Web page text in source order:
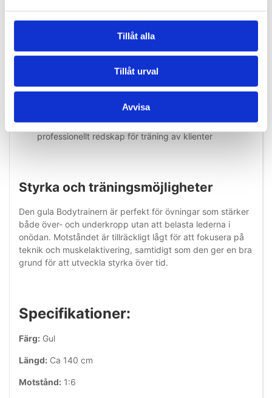
Tillåt alla
Tillåt urval
Avvisa
milt motstånd, men ändå vill ha effektiv träning. Den är
särskilt lämpad för:
Äldre som vill bibehålla styrka och rörlighet
Nybörjare som vill bygga grundstyrka på ett säkert
Hälso- och sjukvårdspersonal som vill ha ett
professionellt redskap för träning av klienter
Styrka och träningsmöjligheter
Den gula Bodytrainern är perfekt för övningar som stärker
både över- och underkropp utan att belasta lederna i
onödan. Motståndet är tillräckligt lågt för att fokusera på
teknik och muskelaktivering, samtidigt som den ger en bra
grund för att utveckla styrka över tid.
Specifikationer:
Färg: Gul
Längd: Ca 140 cm
Motstånd: 1:6